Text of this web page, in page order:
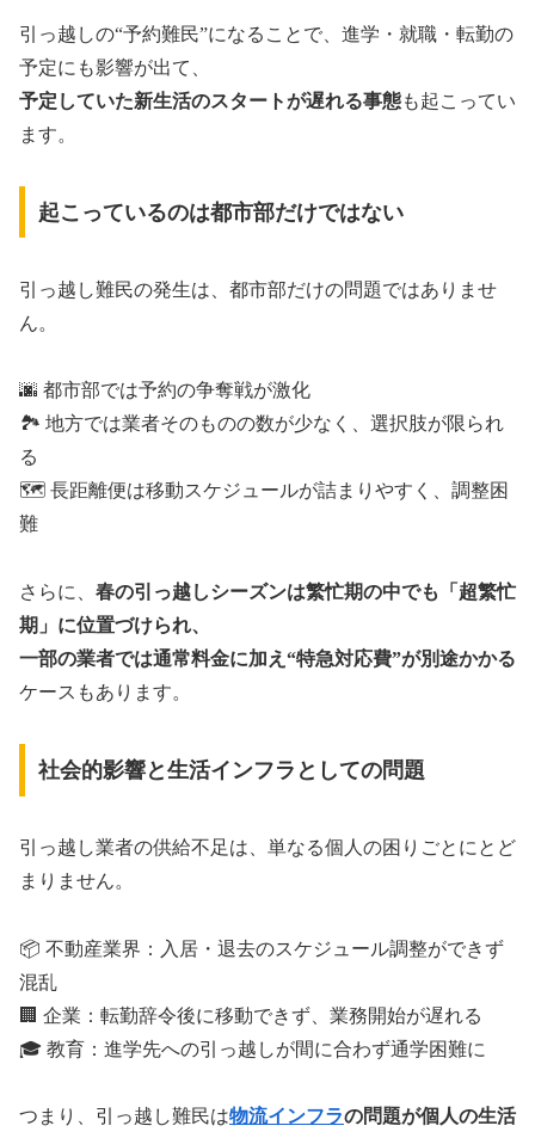
引っ越しの“予約難民”になることで、進学・就職・転勤の
予定にも影響が出て、
予定していた新生活のスタートが遅れる事態も起こってい
ます。
起こっているのは都市部だけではない
引っ越し難民の発生は、都市部だけの問題ではありませ
ん。
🌆 都市部では予約の争奪戦が激化
🏞️ 地方では業者そのものの数が少なく、選択肢が限られ
る
🗺️ 長距離便は移動スケジュールが詰まりやすく、調整困
難
さらに、 春の引っ越しシーズンは繁忙期の中でも「超繁忙
期」に位置づけられ、
一部の業者では通常料金に加え“特急対応費”が別途かかる
ケースもあります。
社会的影響と生活インフラとしての問題
引っ越し業者の供給不足は、単なる個人の困りごとにとど
まりません。
📦 不動産業界：入居・退去のスケジュール調整ができず
混乱
🏢 企業：転勤辞令後に移動できず、業務開始が遅れる
🎓 教育：進学先への引っ越しが間に合わず通学困難に
つまり、引っ越し難民は物流インフラの問題が個人の生活